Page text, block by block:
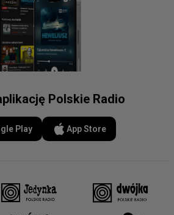
Polskie Radio
Play App Store